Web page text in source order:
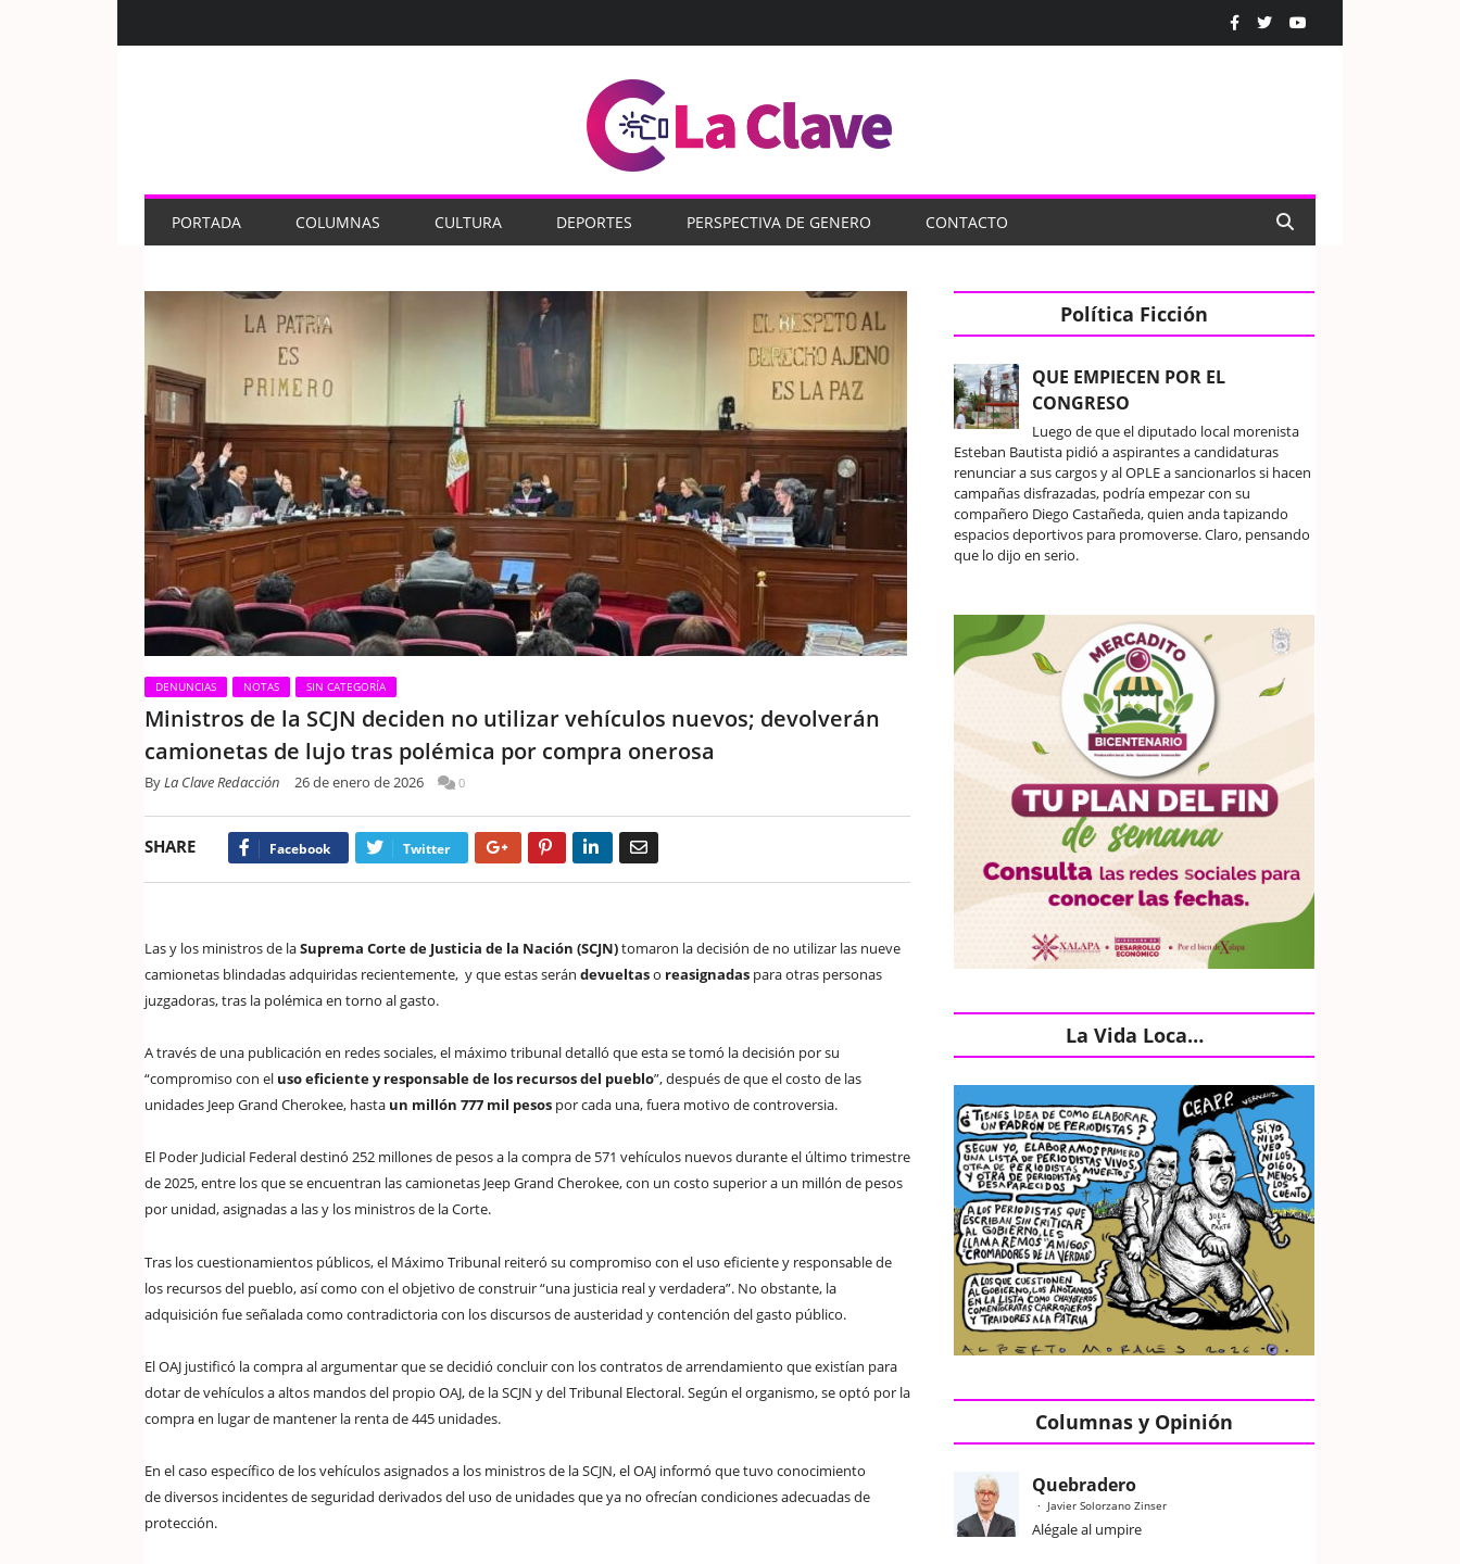
PORTADA COLUMNAS CULTURA DEPORTES PERSPECTIVA DE GENERO CONTACTO
DENUNCIAS NOTAS SIN CATEGORÍA
Ministros de la SCJN deciden no utilizar vehículos nuevos; devolverán
camionetas de lujo tras polémica por compra onerosa
ByLa Clave Redacción 26 de enero de 2026 0
SHARE Facebook Twitter Google+ Pinterest LinkedIn
Las y los ministros de laSuprema Corte de Justicia de la Nación (SCJN)tomaron la decisión de no utilizar las nueve
camionetas blindadas adquiridas recientemente, y que estas serán devueltaso reasignadas para otras personas
juzgadoras, tras la polémica en torno al gasto.
A través de una publicación en redes sociales, el máximo tribunal detalló que esta se tomó la decisión por su
“compromiso con el uso eficiente y responsable de los recursos del pueblo”, después de que el costo de las
unidades Jeep Grand Cherokee, hasta un millón 777 mil pesos por cada una, fuera motivo de controversia.
El Poder Judicial Federal destinó 252 millones de pesos a la compra de 571 vehículos nuevos durante el último trimestre
de 2025, entre los que se encuentran las camionetas Jeep Grand Cherokee, con un costo superior a un millón de pesos
por unidad, asignadas a las y los ministros de la Corte.
Tras los cuestionamientos públicos, el Máximo Tribunal reiteró su compromiso con el uso eficiente y responsable de
los recursos del pueblo, así como con el objetivo de construir “una justicia real y verdadera”. No obstante, la
adquisición fue señalada como contradictoria con los discursos de austeridad y contención del gasto público.
El OAJ justificó la compra al argumentar que se decidió concluir con los contratos de arrendamiento que existían para
dotar de vehículos a altos mandos del propio OAJ, de la SCJN y del Tribunal Electoral. Según el organismo, se optó por la
compra en lugar de mantener la renta de 445 unidades.
En el caso específico de los vehículos asignados a los ministros de la SCJN, el OAJ informó que tuvo conocimiento
de diversos incidentes de seguridad derivados del uso de unidades que ya no ofrecían condiciones adecuadas de
protección.
Política Ficción
QUE EMPIECEN POR EL
CONGRESO
Luego de que el diputado local morenista
Esteban Bautista pidió a aspirantes a candidaturas
renunciar a sus cargos y al OPLE a sancionarlos si hacen
campañas disfrazadas, podría empezar con su
compañero Diego Castañeda, quien anda tapizando
espacios deportivos para promoverse. Claro, pensando
que lo dijo en serio.
La Vida Loca…
Columnas y Opinión
Quebradero
Javier Solorzano Zinser
Alégale al umpire